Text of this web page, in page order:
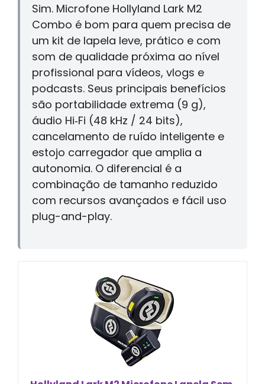
Sim. Microfone Hollyland Lark M2
Combo é bom para quem precisa de
um kit de lapela leve, prático e com
som de qualidade próxima ao nível
profissional para vídeos, vlogs e
podcasts. Seus principais benefícios
são portabilidade extrema (9 g),
áudio Hi‑Fi (48 kHz / 24 bits),
cancelamento de ruído inteligente e
estojo carregador que amplia a
autonomia. O diferencial é a
combinação de tamanho reduzido
com recursos avançados e fácil uso
plug-and-play.